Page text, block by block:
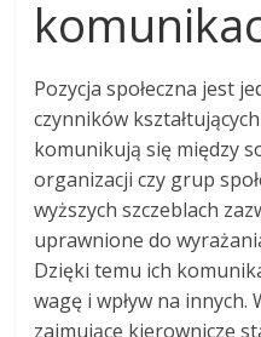
Pozycja społeczna jest
czynników
komunikują się między
organizacji czy grup
wyższych szczeblach
uprawnione do
Dzięki temu ich
wagę i wpływ na
zajmujące kierownicze